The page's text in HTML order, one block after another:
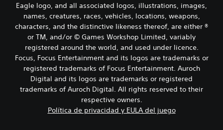
Eagle logo, and all associated logos, illustrations, images,
names, creatures, races, vehicles, locations, weapons,
characters, and the distinctive likeness thereof, are either ®
or TM, and/or © Games Workshop Limited, variably
registered around the world, and used under licence.
Focus, Focus Entertainment and its logos are trademarks or
registered trademarks of Focus Entertainment. Auroch
Digital and its logos are trademarks or registered
trademarks of Auroch Digital. All rights reserved to their
respective owners.
Política de privacidad y EULA del juego